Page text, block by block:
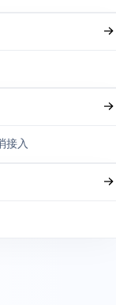
接入